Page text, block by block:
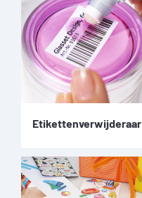
Etikettenverwijderaar